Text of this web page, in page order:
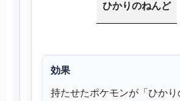
ひかりのねんど
効果
持たせたポケモンが「ひかり